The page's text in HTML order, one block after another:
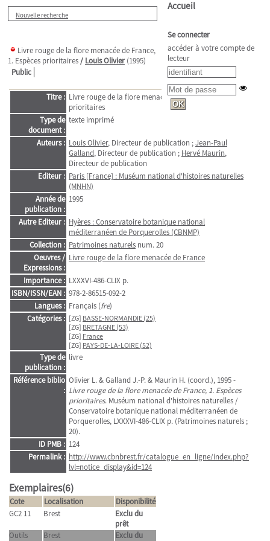
Nouvelle recherche
Livre rouge de la flore menacée de France,
1. Espèces prioritaires/ Louis Olivier (1995)
Public
Titre : Livre rouge de la flore menacée de France, 1. Espèces
prioritaires
Type de
document :
texte imprimé
Auteurs : Louis Olivier, Directeur de publication ;Jean-Paul
Galland, Directeur de publication ; Hervé Maurin,
Directeur de publication
Editeur : Paris [France] : Muséum national d'histoires naturelles
(MNHN)
Année de
publication :
1995
Autre Editeur : Hyères : Conservatoire botanique national
méditerranéen de Porquerolles (CBNMP)
Collection : Patrimoines naturels num. 20
Oeuvres /
Expressions :
Livre rouge de la flore menacée de France
Importance : LXXXVI-486-CLIX p.
ISBN/ISSN/EAN : 978-2-86515-092-2
Langues : Français (fre)
Catégories : [ZG] BASSE-NORMANDIE (25)
[ZG] BRETAGNE (53)
[ZG] France
[ZG] PAYS-DE-LA-LOIRE (52)
Type de
publication :
livre
Référence biblio
:
Olivier L. & Galland J.-P. & Maurin H. (coord.), 1995 -
Livre rouge de la flore menacée de France, 1. Espèces
prioritaires. Muséum national d'histoires naturelles /
Conservatoire botanique national méditerranéen de
Porquerolles, LXXXVI-486-CLIX p. (Patrimoines naturels ;
20).
ID PMB : 124
Permalink : http://www.cbnbrest.fr/catalogue_en_ligne/index.php?
lvl=notice_display&id=124
Exemplaires(6)
Cote Localisation
Disponibilité
GC2 11
Brest
Exclu du
prêt
Outils
Brest
Exclu du
Accueil
Se connecter
accéder à votre compte de
lecteur